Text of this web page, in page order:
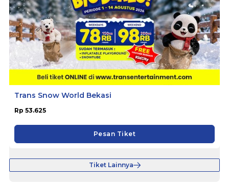
Trans Snow World Bekasi
Rp 53.625
Pesan Tiket
Tiket Lainnya